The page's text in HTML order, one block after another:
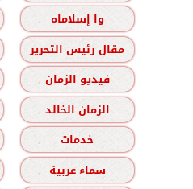
وا إسلاماه
مقال رئيس التحرير
فيديو الزمان
الزمان الخالد
خدمات
سماء عربية